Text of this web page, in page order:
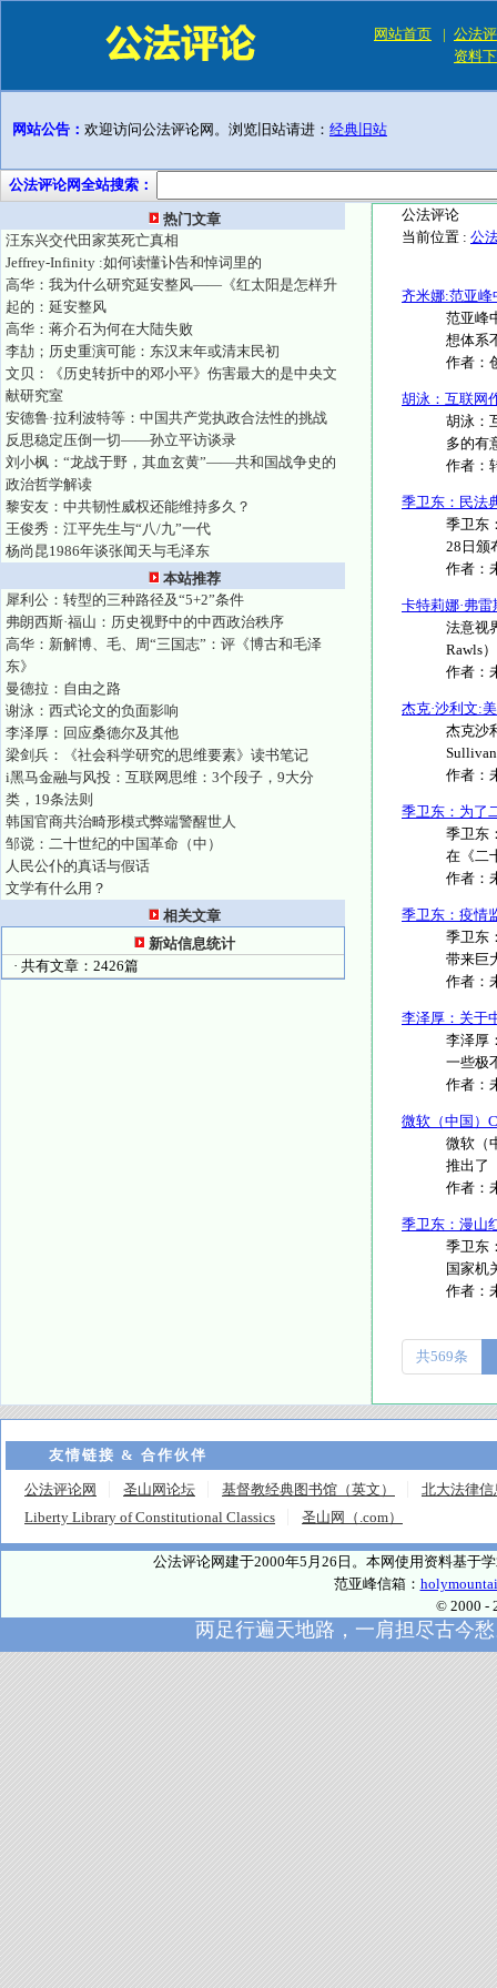
网站首页 | 公法
资料
网站公告： 欢迎访问公法评论网。浏览旧站请进： 经典旧站
公法评论网全站搜索：
热门文章
汪东兴交代田家英死亡真相
Jeffrey-Infinity :如何读懂讣告和悼词里的
高华：我为什么研究延安整风——《红太阳是怎样升
起的：延安整风
高华：蒋介石为何在大陆失败
李劼；历史重演可能：东汉末年或清末民初
文贝：《历史转折中的邓小平》伤害最大的是中央文
献研究室
安德鲁·拉利波特等：中国共产党执政合法性的挑战
反思稳定压倒一切——孙立平访谈录
刘小枫：“龙战于野，其血玄黄”——共和国战争史的
政治哲学解读
黎安友：中共韧性威权还能维持多久？
王俊秀：江平先生与“八/九”一代
杨尚昆1986年谈张闻天与毛泽东
本站推荐
犀利公：转型的三种路径及“5+2”条件
弗朗西斯·福山：历史视野中的中西政治秩序
高华：新解博、毛、周“三国志”：评《博古和毛泽
东》
曼德拉：自由之路
谢泳：西式论文的负面影响
李泽厚：回应桑德尔及其他
梁剑兵：《社会科学研究的思维要素》读书笔记
i黑马金融与风投：互联网思维：3个段子，9大分
类，19条法则
韩国官商共治畸形模式弊端警醒世人
邹谠：二十世纪的中国革命（中）
人民公仆的真话与假话
文学有什么用？
相关文章
新站信息统计
· 共有文章：2426篇
公法评论
当前位置 : 公
齐米娜:范亚峰
范亚峰
想体系
作者：
胡泳：互联网
胡泳：
多的有
作者：
季卫东：民法
季卫东
28日颁
作者：
卡特莉娜·弗
法意视
Rawls
作者：
杰克·沙利文:
杰克沙
作者：
季卫东：为了
季卫东
在《二
作者：
季卫东：疫情
季卫东
带来巨
作者：
李泽厚：关于
李泽厚
一些极
作者：
微软（中国）
微软（
推出了
作者：
季卫东：漫山
季卫东
国家机
作者：
共569条
友情链接 & 合作伙伴
公法评论网 圣山网论坛 基督教经典图书馆（英文）
北大法律信
Liberty Library of Constitutional Classics
圣山网（.com）
公法评论网建于2000年5月26日。本网使用资料基于
范亚峰信箱：
© 2000 -
两足行遍天地路，一肩担尽古今